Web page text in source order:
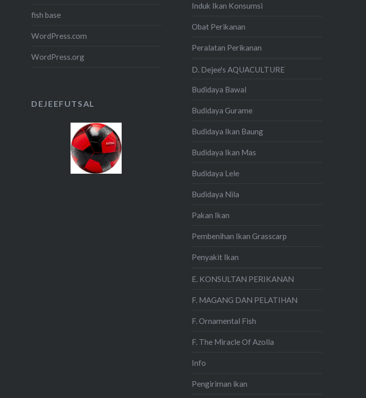
Induk Ikan Konsumsi
Obat Perikanan
Peralatan Perikanan
D. Dejee's AQUACULTURE
Budidaya Bawal
Budidaya Gurame
Budidaya Ikan Baung
Budidaya Ikan Mas
Budidaya Lele
Budidaya Nila
Pakan Ikan
Pembenihan Ikan Grasscarp
Penyakit Ikan
E. KONSULTAN PERIKANAN
F. MAGANG DAN PELATIHAN
F. Ornamental Fish
F. The Miracle Of Azolla
Info
Pengiriman ikan
fish base
WordPress.com
WordPress.org
DEJEEFUTSAL